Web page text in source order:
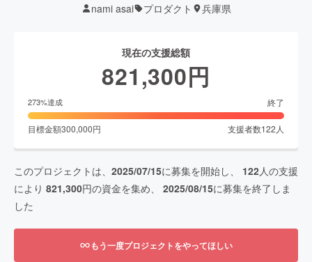
nami asai プロダクト 兵庫県
現在の支援総額
821,300円
273%達成 終了
目標金額300,000円 支援者数122 人
このプロジェクトは、 2025/07/15に募集を開始し、 122人の支援
により 821,300円の資金を集め、 2025/08/15に募集を終了しま
した
もう一度プロジェクトをやってほしい